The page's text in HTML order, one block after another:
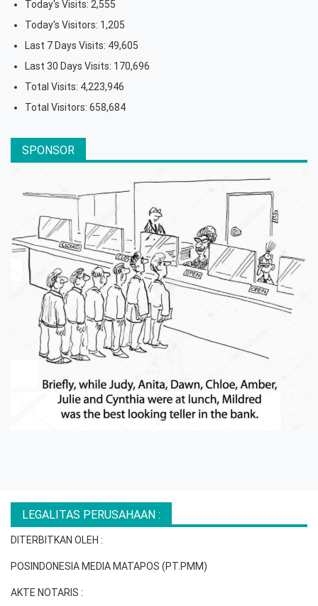
Today's Visits: 2,555
Today's Visitors: 1,205
Last 7 Days Visits: 49,605
Last 30 Days Visits: 170,696
Total Visits: 4,223,946
Total Visitors: 658,684
SPONSOR
LEGALITAS PERUSAHAAN :
DITERBITKAN OLEH :
POSINDONESIA MEDIA MATAPOS (PT.PMM)
AKTE NOTARIS :